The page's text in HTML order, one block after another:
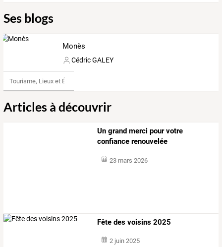
Ses blogs
Monès
Cédric GALEY
Tourisme, Lieux et Événements
Articles à découvrir
Un grand merci pour votre
confiance renouvelée
23 mars 2026
Fête des voisins 2025
2 juin 2025